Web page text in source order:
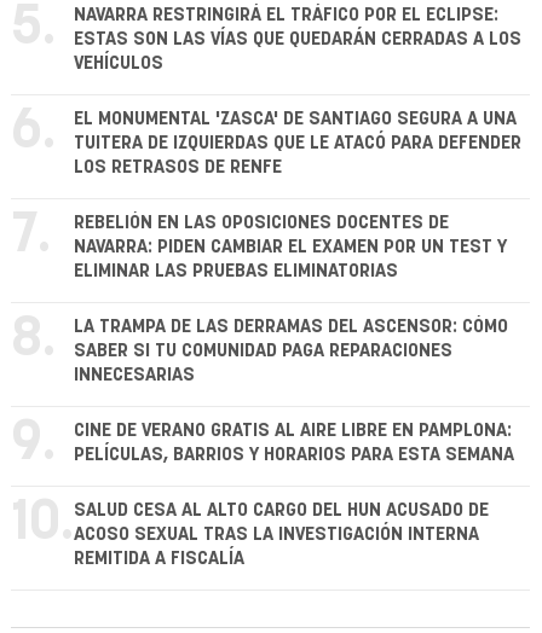
5.
NAVARRA RESTRINGIRÁ EL TRÁFICO POR EL ECLIPSE:
ESTAS SON LAS VÍAS QUE QUEDARÁN CERRADAS A LOS
VEHÍCULOS
6.
EL MONUMENTAL 'ZASCA' DE SANTIAGO SEGURA A UNA
TUITERA DE IZQUIERDAS QUE LE ATACÓ PARA DEFENDER
LOS RETRASOS DE RENFE
7.
REBELIÓN EN LAS OPOSICIONES DOCENTES DE
NAVARRA: PIDEN CAMBIAR EL EXAMEN POR UN TEST Y
ELIMINAR LAS PRUEBAS ELIMINATORIAS
8.
LA TRAMPA DE LAS DERRAMAS DEL ASCENSOR: CÓMO
SABER SI TU COMUNIDAD PAGA REPARACIONES
INNECESARIAS
9.
CINE DE VERANO GRATIS AL AIRE LIBRE EN PAMPLONA:
PELÍCULAS, BARRIOS Y HORARIOS PARA ESTA SEMANA
10. SALUD CESA AL ALTO CARGO DEL HUN ACUSADO DE
ACOSO SEXUAL TRAS LA INVESTIGACIÓN INTERNA
REMITIDA A FISCALÍA